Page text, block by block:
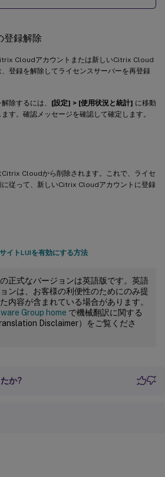
登録解除
Cloudアカウントまたは新しいCitrix Cloud
登録を解除してライセンスサーバーを再登録
除するには、 [設定] > [使用状況と統計] に移動
す。確認メッセージを確認して確定します。
Citrix Cloudから削除されます。これで、ライセ
に従って、新しいCitrix Cloudアカウントに登録
イトLUIを有効にする方法
正式なバージョンは英語版です。英語
ンは、お客様の利便性のためにのみ提
内容が含まれている場合があります。
Group home で機械翻訳に関する
Disclaimer）をご覧くださ
か?